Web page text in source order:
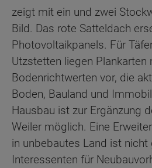
zeigt mit ein und zwei
Bild. Das rote Satteldach
Photovoltaikpanels. Für
Utzstetten liegen Plankarten
Bodenrichtwerten vor, die
Boden, Bauland und
Hausbau ist zur Ergänzung
Weiler möglich. Eine
in unbebautes Land ist nicht
Interessenten für